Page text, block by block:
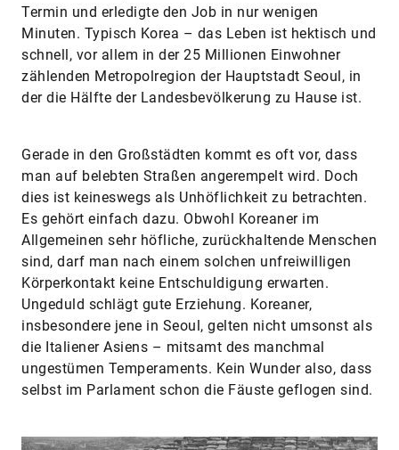
Termin und erledigte den Job in nur wenigen
Minuten. Typisch Korea – das Leben ist hektisch und
schnell, vor allem in der 25 Millionen Einwohner
zählenden Metropolregion der Hauptstadt Seoul, in
der die Hälfte der Landesbevölkerung zu Hause ist.
Gerade in den Großstädten kommt es oft vor, dass
man auf belebten Straßen angerempelt wird. Doch
dies ist keineswegs als Unhöflichkeit zu betrachten.
Es gehört einfach dazu. Obwohl Koreaner im
Allgemeinen sehr höfliche, zurückhaltende Menschen
sind, darf man nach einem solchen unfreiwilligen
Körperkontakt keine Entschuldigung erwarten.
Ungeduld schlägt gute Erziehung. Koreaner,
insbesondere jene in Seoul, gelten nicht umsonst als
die Italiener Asiens – mitsamt des manchmal
ungestümen Temperaments. Kein Wunder also, dass
selbst im Parlament schon die Fäuste geflogen sind.